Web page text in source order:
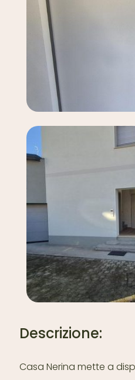
Descrizione:
Casa Nerina mette a